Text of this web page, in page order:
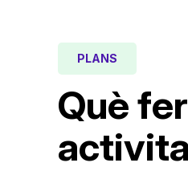
Què
PLANS